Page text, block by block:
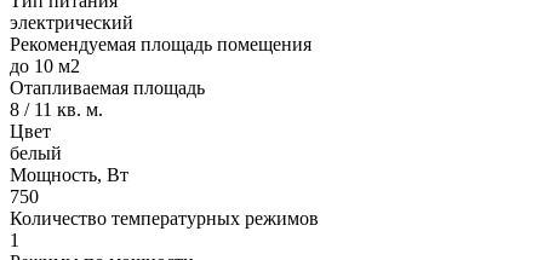
электрический
Рекомендуемая площадь помещения
до 10 м2
Отапливаемая площадь
8 / 11 кв. м.
Цвет
белый
Мощность, Вт
750
Количество температурных режимов
1